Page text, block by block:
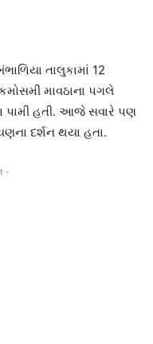
તાલુકામાં 12
માવઠાના પગલે
પામી હતી. આજે સવારે પણ
દર્શન થયા હતા.
-